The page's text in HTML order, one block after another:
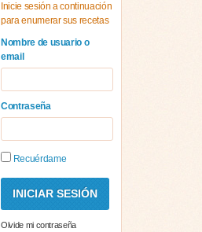
Inicie sesión a continuación
para enumerar sus recetas
Nombre de usuario o
email
Contraseña
Recuérdame
Olvide mi contraseña